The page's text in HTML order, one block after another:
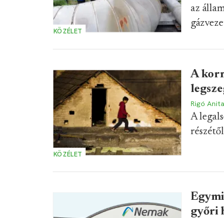
KÖZÉLET
az
KÖZÉLET
A
Rigó Anita
A
győri